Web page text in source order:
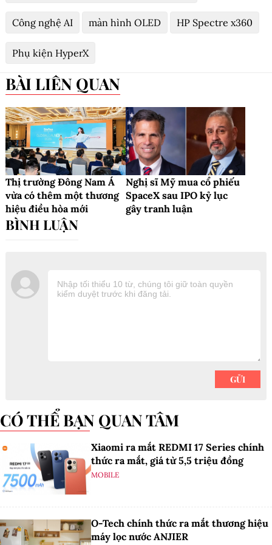
Công nghệ AI màn hình OLED HP Spectre x360
Phụ kiện HyperX
BÀI LIÊN QUAN
Thị trường Đông Nam Á
vừa có thêm một thương
hiệu điều hòa mới
Nghị sĩ Mỹ mua cổ phiếu
SpaceX sau IPO kỷ lục
gây tranh luận
CÓ THỂ BẠN QUAN TÂM
Xiaomi ra mắt REDMI 17 Series chính
thức ra mắt, giá từ 5,5 triệu đồng
MOBILE
O-Tech chính thức ra mắt thương hiệu
máy lọc nước ANJIER